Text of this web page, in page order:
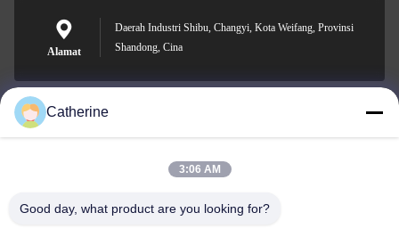
Alamat
Daerah Industri Shibu, Changyi, Kota Weifang, Provinsi
Shandong, Cina
padraic@huayumachine.cn
Catherine
3:06 AM
Good day, what product are you looking for?